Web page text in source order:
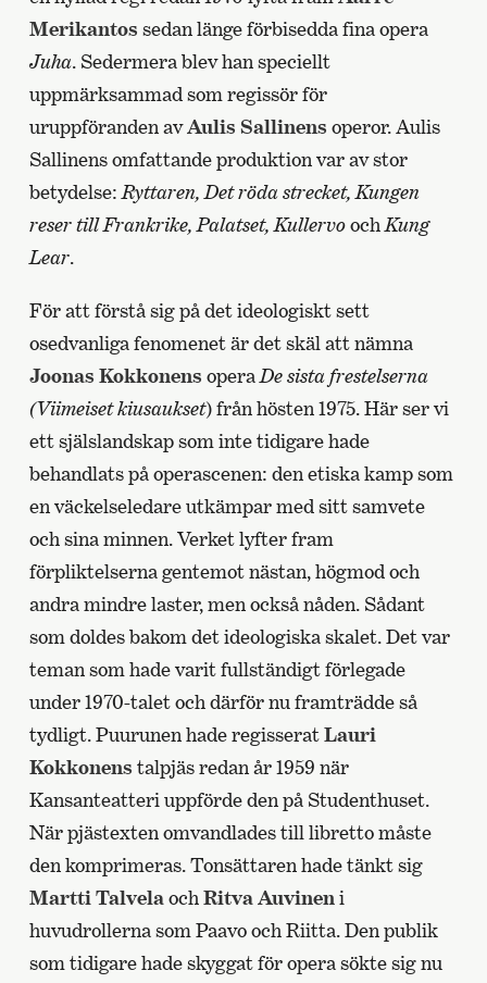
Merikantos sedan länge förbisedda fina opera
Juha. Sedermera blev han speciellt
uppmärksammad som regissör för
uruppföranden avAulis Sallinens operor. Aulis
Sallinens omfattande produktion var av stor
betydelse: Ryttaren, Det röda strecket, Kungen
reser till Frankrike, Palatset, Kullervooch Kung
Lear.
För att förstå sig på det ideologiskt sett
osedvanliga fenomenet är det skäl att nämna
Joonas Kokkonens operaDe sista frestelserna
(Viimeiset kiusaukset) från hösten 1975. Här ser vi
ett själslandskap som inte tidigare hade
behandlats på operascenen: den etiska kamp som
en väckelseledare utkämpar med sitt samvete
och sina minnen. Verket lyfter fram
förpliktelserna gentemot nästan, högmod och
andra mindre laster, men också nåden. Sådant
som doldes bakom det ideologiska skalet. Det var
teman som hade varit fullständigt förlegade
under 1970-talet och därför nu framträdde så
tydligt. Puurunen hade regisseratLauri
Kokkonens talpjäs redan år 1959 när
Kansanteatteri uppförde den på Studenthuset.
När pjästexten omvandlades till libretto måste
den komprimeras. Tonsättaren hade tänkt sig
Martti TalvelaochRitva Auvineni
huvudrollerna som Paavo och Riitta. Den publik
som tidigare hade skyggat för opera sökte sig nu